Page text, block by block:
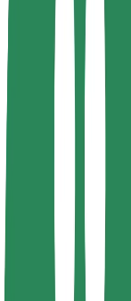
Zaslužki
Trajnost
Projekt